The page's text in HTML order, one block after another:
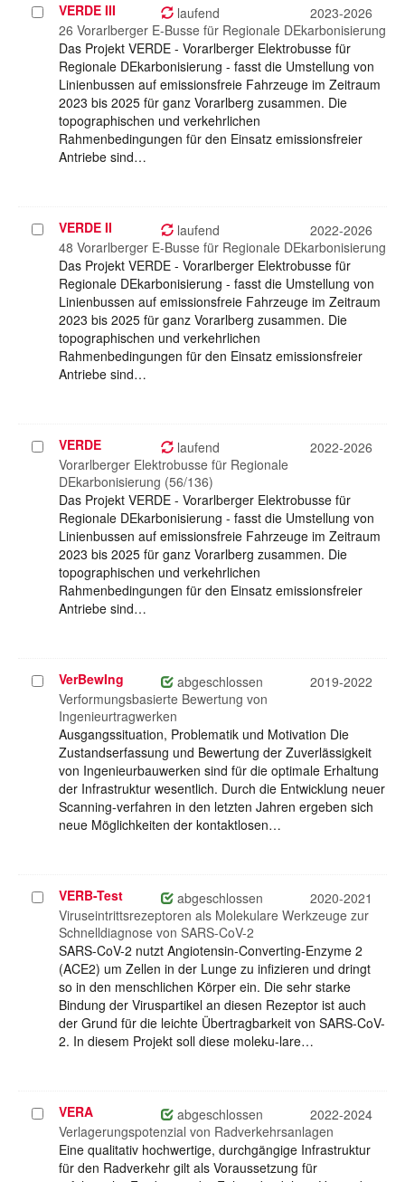
Projekt
auswählen
VERDE III laufend
2023-2026
26 Vorarlberger E-Busse für Regionale DEkarbonisierung
Das Projekt VERDE - Vorarlberger Elektrobusse für
Regionale DEkarbonisierung - fasst die Umstellung von
Linienbussen auf emissionsfreie Fahrzeuge im Zeitraum
2023 bis 2025 für ganz Vorarlberg zusammen. Die
topographischen und verkehrlichen
Rahmenbedingungen für den Einsatz emissionsfreier
Antriebe sind…
Projekt
auswählen
VERDE II laufend
2022-2026
48 Vorarlberger E-Busse für Regionale DEkarbonisierung
Das Projekt VERDE - Vorarlberger Elektrobusse für
Regionale DEkarbonisierung - fasst die Umstellung von
Linienbussen auf emissionsfreie Fahrzeuge im Zeitraum
2023 bis 2025 für ganz Vorarlberg zusammen. Die
topographischen und verkehrlichen
Rahmenbedingungen für den Einsatz emissionsfreier
Antriebe sind…
Projekt
auswählen
VERDE laufend
2022-2026
Vorarlberger Elektrobusse für Regionale
DEkarbonisierung (56/136)
Das Projekt VERDE - Vorarlberger Elektrobusse für
Regionale DEkarbonisierung - fasst die Umstellung von
Linienbussen auf emissionsfreie Fahrzeuge im Zeitraum
2023 bis 2025 für ganz Vorarlberg zusammen. Die
topographischen und verkehrlichen
Rahmenbedingungen für den Einsatz emissionsfreier
Antriebe sind…
Projekt
auswählen
VerBewIng abgeschlossen
2019-2022
Verformungsbasierte Bewertung von
Ingenieurtragwerken
Ausgangssituation, Problematik und Motivation Die
Zustandserfassung und Bewertung der Zuverlässigkeit
von Ingenieurbauwerken sind für die optimale Erhaltung
der Infrastruktur wesentlich. Durch die Entwicklung neuer
Scanning-verfahren in den letzten Jahren ergeben sich
neue Möglichkeiten der kontaktlosen…
Projekt
auswählen
VERB-Test abgeschlossen
2020-2021
Viruseintrittsrezeptoren als Molekulare Werkzeuge zur
Schnelldiagnose von SARS-CoV-2
SARS-CoV-2 nutzt Angiotensin-Converting-Enzyme 2
(ACE2) um Zellen in der Lunge zu infizieren und dringt
so in den menschlichen Körper ein. Die sehr starke
Bindung der Viruspartikel an diesen Rezeptor ist auch
der Grund für die leichte Übertragbarkeit von SARS-CoV-
2. In diesem Projekt soll diese moleku-lare…
Projekt
auswählen
VERA abgeschlossen
2022-2024
Verlagerungspotenzial von Radverkehrsanlagen
Eine qualitativ hochwertige, durchgängige Infrastruktur
für den Radverkehr gilt als Voraussetzung für